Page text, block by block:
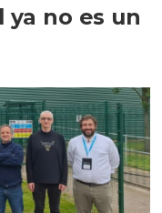
ya no es un